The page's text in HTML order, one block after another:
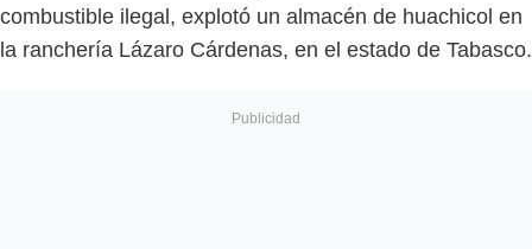
combustible ilegal, explotó un almacén de huachicol en
la ranchería Lázaro Cárdenas, en el estado de Tabasco.